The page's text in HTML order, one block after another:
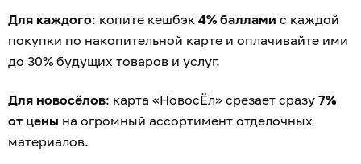
Для каждого: копите кешбэк 4% баллами с каждой
покупки по накопительной карте и оплачивайте ими
до 30% будущих товаров и услуг.
Для новосёлов: карта «НовосЁл» срезает сразу 7%
от цены на огромный ассортимент отделочных
материалов.